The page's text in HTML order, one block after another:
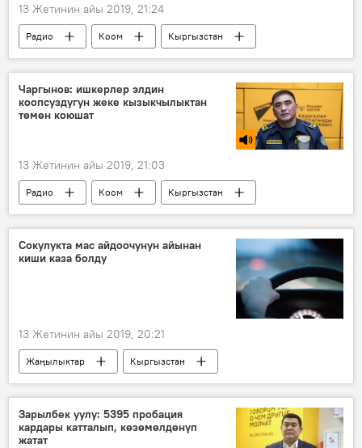
13 Жетинин айы 2019, 21:24
Радио Коом
Кыргызстан
өнөр жай
дары
Чаргынов: ишкерлер элдин
коопсуздугун жеке кызыкчылыктан
төмөн коюшат
13 Жетинин айы 2019, 21:03
Радио Коом
Кыргызстан
өрт
коопсуздук
ишкер
түшүндүрүү иштери
Сокулукта мас айдоочунун айынан
киши каза болду
13 Жетинин айы 2019, 20:21
Жаңылыктар
Кыргызстан
Окуялар
Сокулук
жол кырсык
милиция
2019-жылдын башынан бери Кыргызстанда болгон жол кырсыктар
Зарылбек уулу: 5395 пробация
кардары катталып, көзөмөлдөнүп
жатат